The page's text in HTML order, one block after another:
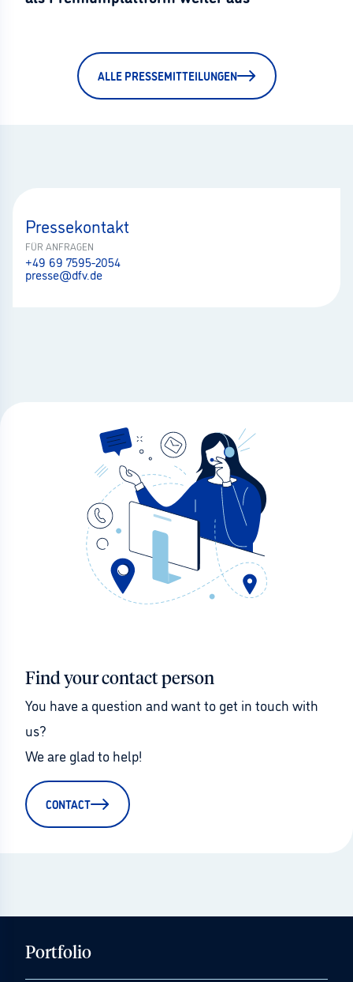
ALLE PRESSEMITTEILUNGEN
Pressekontakt
FÜR ANFRAGEN
+49 69 7595-2054
presse@dfv.de
Find your contact person
You have a question and want to get in touch with
us?
We are glad to help!
CONTACT
Portfolio